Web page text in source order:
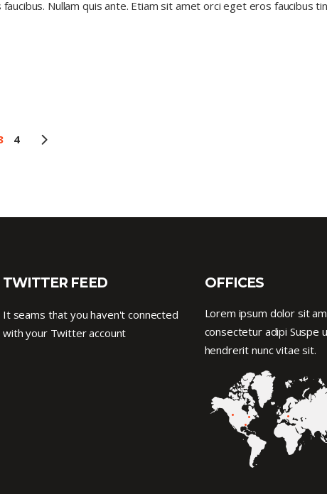
Nullam quis ante. Etiam sit amet orci eget eros faucibus
4
TWITTER FEED
It seams that you haven't connected
with your Twitter account
OFFICES
Lorem ipsum dolor sit
consectetur adipi Suspe
hendrerit nunc vitae sit.